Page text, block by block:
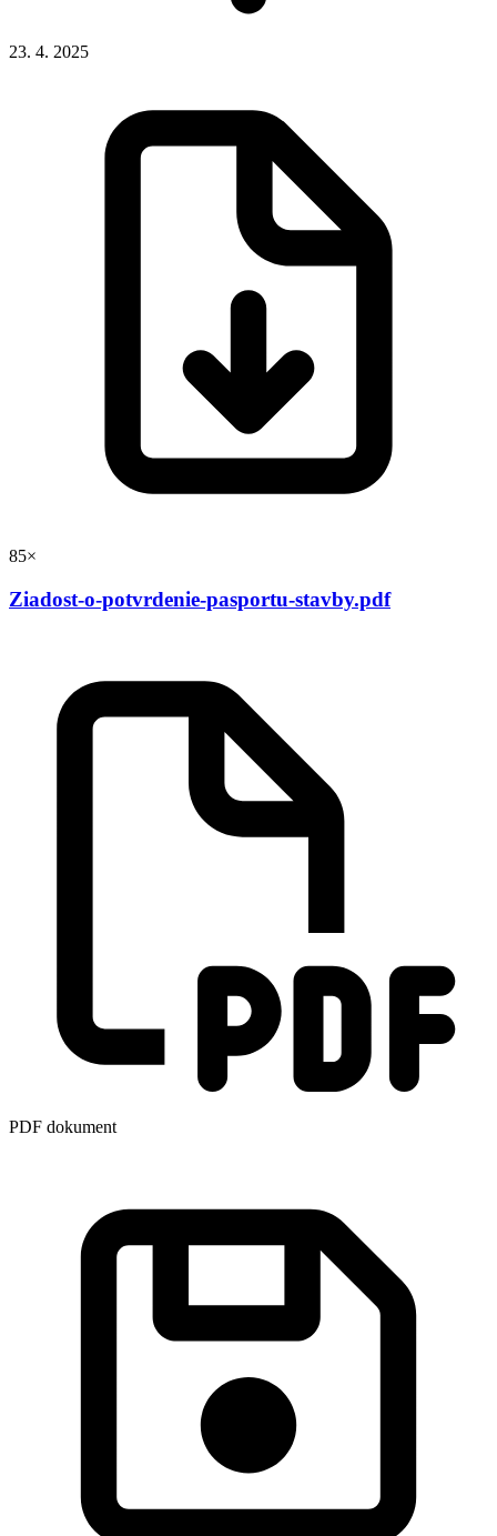
23. 4. 2025
85×
Ziadost-o-potvrdenie-pasportu-stavby.pdf
PDF dokument